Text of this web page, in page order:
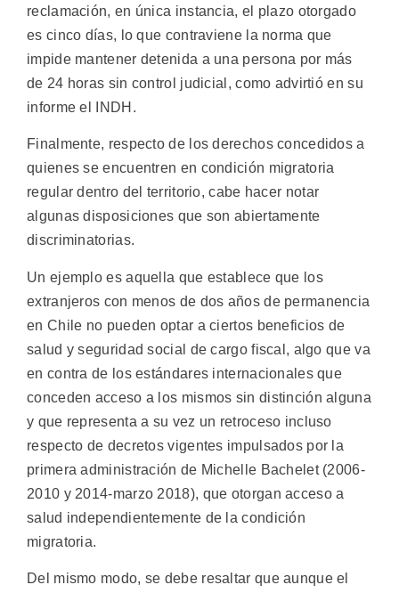
reclamación, en única instancia, el plazo otorgado
es cinco días, lo que contraviene la norma que
impide mantener detenida a una persona por más
de 24 horas sin control judicial, como advirtió en su
informe el INDH.
Finalmente, respecto de los derechos concedidos a
quienes se encuentren en condición migratoria
regular dentro del territorio, cabe hacer notar
algunas disposiciones que son abiertamente
discriminatorias.
Un ejemplo es aquella que establece que los
extranjeros con menos de dos años de permanencia
en Chile no pueden optar a ciertos beneficios de
salud y seguridad social de cargo fiscal, algo que va
en contra de los estándares internacionales que
conceden acceso a los mismos sin distinción alguna
y que representa a su vez un retroceso incluso
respecto de decretos vigentes impulsados por la
primera administración de Michelle Bachelet (2006-
2010 y 2014-marzo 2018), que otorgan acceso a
salud independientemente de la condición
migratoria.
Del mismo modo, se debe resaltar que aunque el